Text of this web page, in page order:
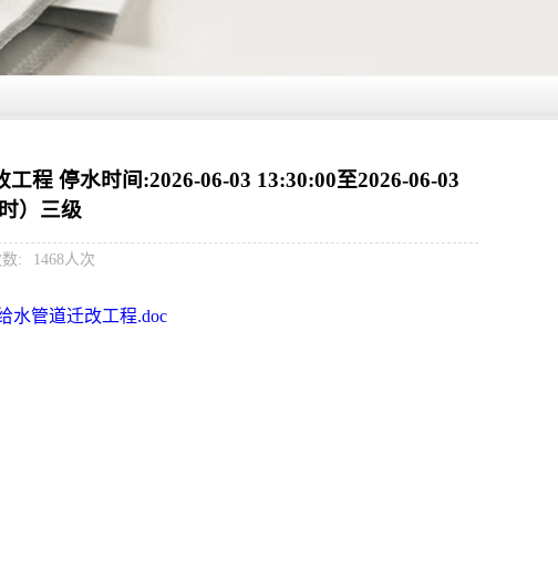
程 停水时间:2026-06-03 13:30:00至2026-06-03
）三级
: 1468人次
水管道迁改工程.doc